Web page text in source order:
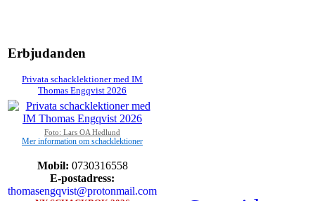
Erbjudanden
Privata schacklektioner med IM
Thomas Engqvist 2026
Foto: Lars OA Hedlund
Mer information om schacklektioner
Mobil: 0730316558
E-postadress:
thomasengqvist@protonmail.com